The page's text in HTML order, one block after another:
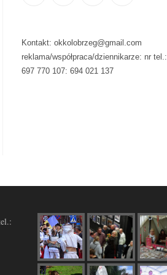
Kontakt: okkolobrzeg@gmail.com
reklama/współpraca/dziennikarze: nr tel.:
697 770 107: 694 021 137